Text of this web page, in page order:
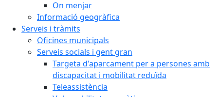
On menjar
Informació geogràfica
Serveis i tràmits
Oficines municipals
Serveis socials i gent gran
Targeta d'aparcament per a persones amb
discapacitat i mobilitat reduïda
Teleassistència